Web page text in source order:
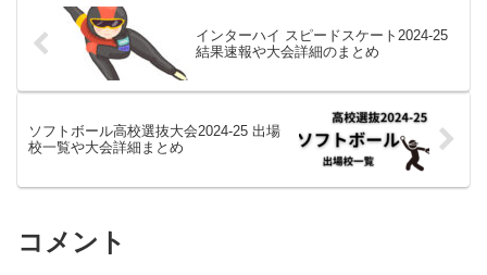
インターハイ スピードスケート2024-25
結果速報や大会詳細のまとめ
ソフトボール高校選抜大会2024-25 出場
校一覧や大会詳細まとめ
コメント